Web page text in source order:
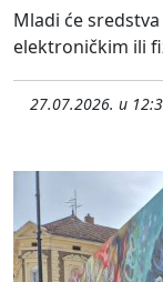
Mladi će
elektroničkim ili
27.07.2026. u